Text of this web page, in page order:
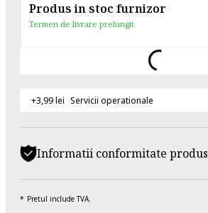
Produs in stoc furnizor
Termen de livrare prelungit
+3,99 lei Servicii operationale
Informatii conformitate produs
Pretul include TVA.